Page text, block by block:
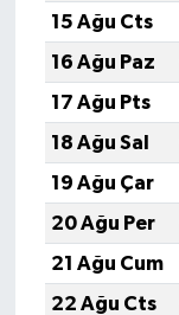
15 Ağu Cts
16 Ağu Paz
17 Ağu Pts
18 Ağu Sal
19 Ağu Çar
20 Ağu Per
21 Ağu Cum
22 Ağu Cts